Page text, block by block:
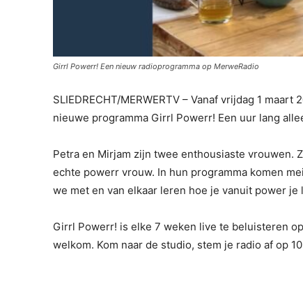
Girrl Powerr! Een nieuw radioprogramma op MerweRadio
SLIEDRECHT/MERWERTV – Vanaf vrijdag 1
nieuwe programma Girrl Powerr! Een uur lang
Petra en Mirjam zijn twee enthousiaste vrouwen.
echte powerr vrouw. In hun programma komen
we met en van elkaar leren hoe je vanuit power je
Girrl Powerr! is elke 7 weken live te beluisteren
welkom. Kom naar de studio, stem je radio af op